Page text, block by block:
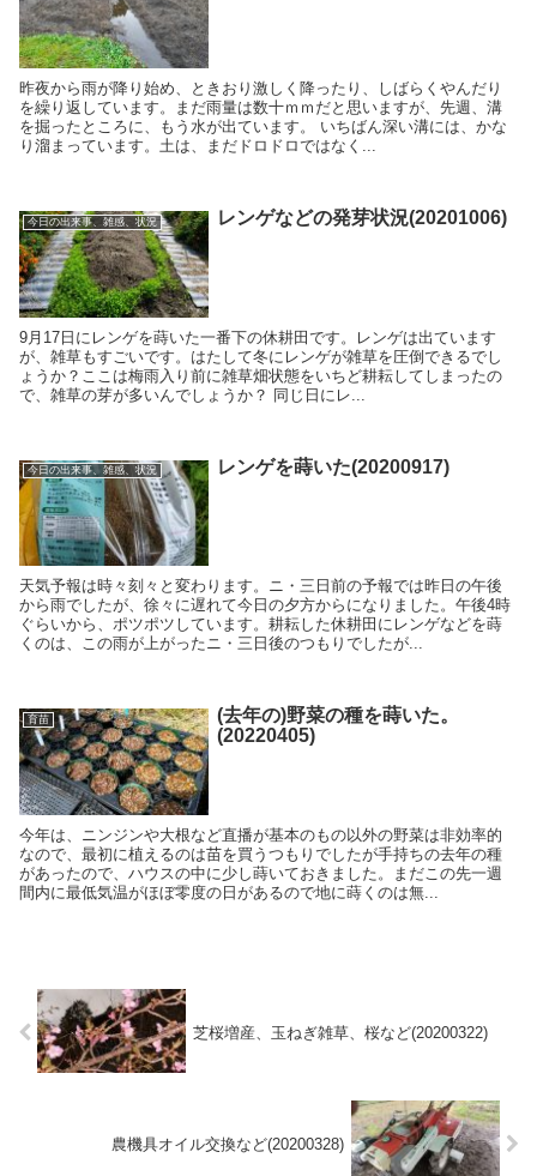
昨夜から雨が降り始め、ときおり激しく降ったり、しばらくやんだり
を繰り返しています。まだ雨量は数十ｍｍだと思いますが、先週、溝
を掘ったところに、もう水が出ています。 いちばん深い溝には、かな
り溜まっています。土は、まだドロドロではなく...
今日の出来事、雑感、状況 レンゲなどの発芽状況(20201006)
9月17日にレンゲを蒔いた一番下の休耕田です。レンゲは出ています
が、雑草もすごいです。はたして冬にレンゲが雑草を圧倒できるでし
ょうか？ここは梅雨入り前に雑草畑状態をいちど耕耘してしまったの
で、雑草の芽が多いんでしょうか？ 同じ日にレ...
今日の出来事、雑感、状況 レンゲを蒔いた(20200917)
天気予報は時々刻々と変わります。ニ・三日前の予報では昨日の午後
から雨でしたが、徐々に遅れて今日の夕方からになりました。午後4時
ぐらいから、ポツポツしています。耕耘した休耕田にレンゲなどを蒔
くのは、この雨が上がったニ・三日後のつもりでしたが...
育苗
(去年の)野菜の種を蒔いた。
(20220405)
今年は、ニンジンや大根など直播が基本のもの以外の野菜は非効率的
なので、最初に植えるのは苗を買うつもりでしたが手持ちの去年の種
があったので、ハウスの中に少し蒔いておきました。まだこの先一週
間内に最低気温がほぼ零度の日があるので地に蒔くのは無...
芝桜増産、玉ねぎ雑草、桜など(20200322)
農機具オイル交換など(20200328)